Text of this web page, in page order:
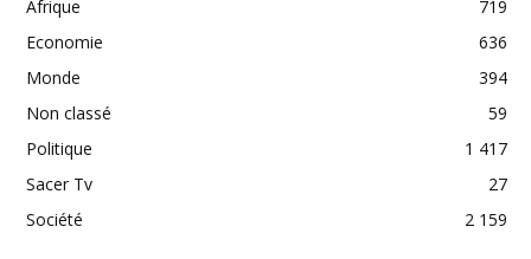
Afrique
719
Economie
636
Monde
394
Non classé
59
Politique
1 417
Sacer Tv
27
Société
2 159